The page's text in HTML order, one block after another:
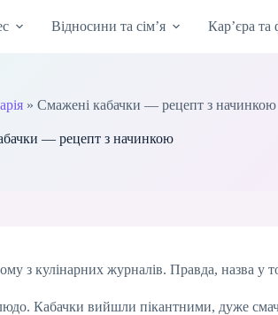
Відносини та сім’я Кар’єра та
» Смажені кабачки — рецепт з начинкою
— рецепт з начинкою
з кулінарних журналів. Правда, назва у
Кабачки вийшли пікантними, дуже